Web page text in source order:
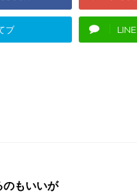
ブ LINE
のもいいが